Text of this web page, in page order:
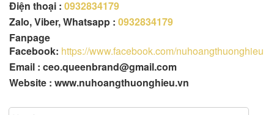
Điện thoại : 0932834179
Zalo, Viber, Whatsapp : 0932834179
Fanpage
Facebook: https://www.facebook.com/nuhoangthuonghieu
Email : ceo.queenbrand@gmail.com
Website : www.nuhoangthuonghieu.vn